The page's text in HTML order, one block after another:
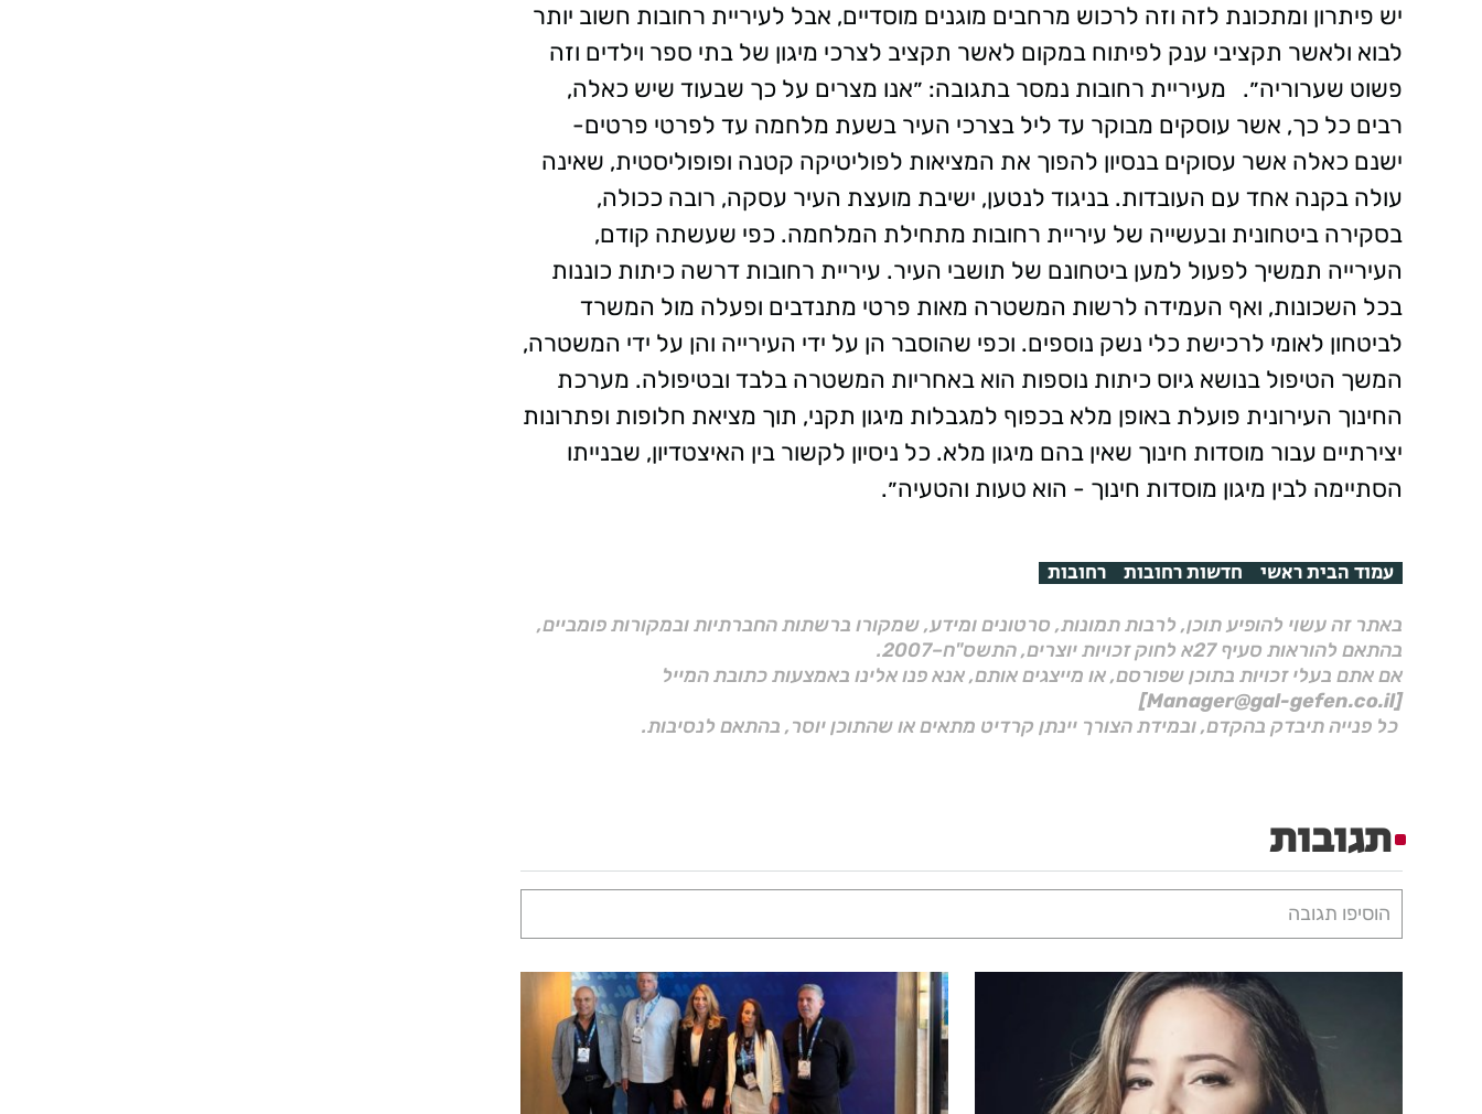
יש פיתרון ומתכונת לזה וזה לרכוש מרחבים מוגנים מוסדיים, אבל לעיריית רחובות חשוב יותר
לבוא ולאשר תקציבי ענק לפיתוח במקום לאשר תקציב לצרכי מיגון של בתי ספר וילדים וזה
פשוט שערוריה״. מעיריית רחובות נמסר בתגובה: ״אנו מצרים על כך שבעוד שיש כאלה,
רבים כל כך, אשר עוסקים מבוקר עד ליל בצרכי העיר בשעת מלחמה עד לפרטי פרטים-
ישנם כאלה אשר עסוקים בנסיון להפוך את המציאות לפוליטיקה קטנה ופופוליסטית, שאינה
עולה בקנה אחד עם העובדות. בניגוד לנטען, ישיבת מועצת העיר עסקה, רובה ככולה,
בסקירה ביטחונית ובעשייה של עיריית רחובות מתחילת המלחמה. כפי שעשתה קודם,
העירייה תמשיך לפעול למען ביטחונם של תושבי העיר. עיריית רחובות דרשה כיתות כוננות
בכל השכונות, ואף העמידה לרשות המשטרה מאות פרטי מתנדבים ופעלה מול המשרד
לביטחון לאומי לרכישת כלי נשק נוספים. וכפי שהוסבר הן על ידי העירייה והן על ידי המשטרה,
המשך הטיפול בנושא גיוס כיתות נוספות הוא באחריות המשטרה בלבד ובטיפולה. מערכת
החינוך העירונית פועלת באופן מלא בכפוף למגבלות מיגון תקני, תוך מציאת חלופות ופתרונות
יצירתיים עבור מוסדות חינוך שאין בהם מיגון מלא. כל ניסיון לקשור בין האיצטדיון, שבנייתו
הסתיימה לבין מיגון מוסדות חינוך - הוא טעות והטעיה״.
עמוד הבית ראשי חדשות רחובות רחובות
באתר זה עשוי להופיע תוכן, לרבות תמונות, סרטונים ומידע, שמקורו ברשתות החברתיות ובמקורות פומביים,
בהתאם להוראות סעיף 27א לחוק זכויות יוצרים, התשס"ח–2007.
אם אתם בעלי זכויות בתוכן שפורסם, או מייצגים אותם, אנא פנו אלינו באמצעות כתובת המייל
[Manager@gal-gefen.co.il]
כל פנייה תיבדק בהקדם, ובמידת הצורך יינתן קרדיט מתאים או שהתוכן יוסר, בהתאם לנסיבות.
תגובות
הוסיפו תגובה